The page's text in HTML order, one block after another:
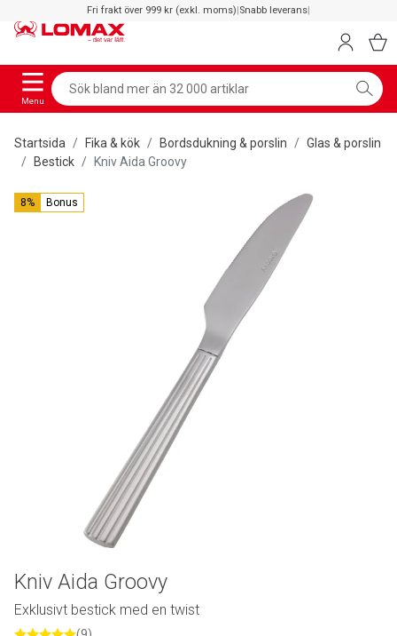
Fri frakt över 999 kr (exkl. moms)|Snabb leverans|
Menu
Startsida Fika & kök Bordsdukning & porslin
Glas & porslin
Bestick
Kniv Aida Groovy
8% Bonus
Kniv Aida Groovy
Exklusivt bestick med en twist